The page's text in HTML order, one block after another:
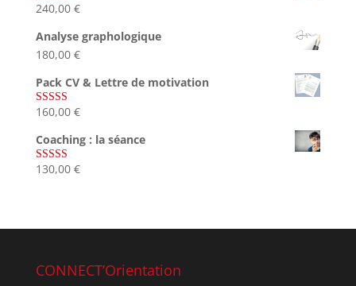
Note4.83
240,00 €
Analyse graphologique
180,00 €
Pack CV & Lettre de motivation
Note5.00
160,00 €
Coaching : la séance
Note4.67
130,00 €
CONNECT’Orientation